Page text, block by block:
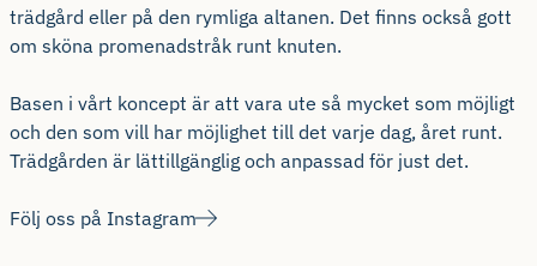
trädgård eller på den rymliga altanen. Det finns också gott
om sköna promenadstråk runt knuten.
Basen i vårt koncept är att vara ute så mycket som möjligt
och den som vill har möjlighet till det varje dag, året runt.
Trädgården är lättillgänglig och anpassad för just det.
Följ oss på Instagram